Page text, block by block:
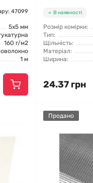
47099
5x5 мм
160 г/м2
1 м
В наявності
Розмір комірки:
Тип:
Щільність:
Матеріал:
Ширина:
24.37 грн
Продано